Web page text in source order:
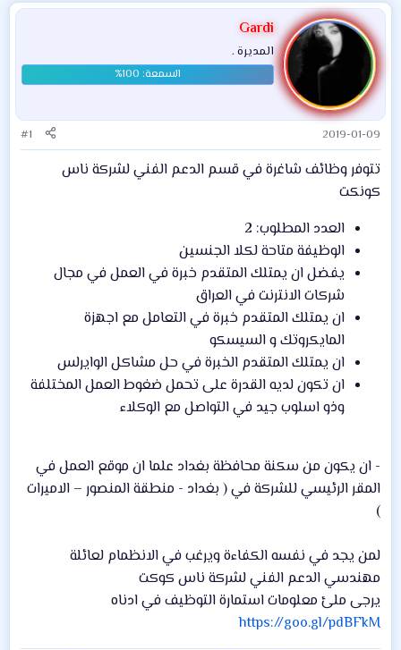
Gardi
المديرة .
2019-01-09
#1
تتوفر وظائف شاغرة في قسم الدعم الفني لشركة ناس
كونكت
العدد المطلوب: 2
الوظيفة متاحة لكلا الجنسين
يفضل ان يمتلك المتقدم خبرة في العمل في مجال
شركات الانترنت في العراق
ان يمتلك المتقدم خبرة في التعامل مع اجهزة
المايكروتك و السيسكو
ان يمتلك المتقدم الخبرة في حل مشاكل الوايرلس
ان تكون لديه القدرة على تحمل ضغوط العمل المختلفة
وذو اسلوب جيد في التواصل مع الوكلاء
- ان يكون من سكنة محافظة بغداد علما ان موقع العمل في
المقر الرئيسي للشركة في ( بغداد - منطقة المنصور – الاميرات
)
لمن يجد في نفسه الكفاءة ويرغب في الانظمام لعائلة
مهندسي الدعم الفني لشركة ناس كوكت
يرجى ملئ معلومات استمارة التوظيف في ادناه
https://goo.gl/pdBFkM